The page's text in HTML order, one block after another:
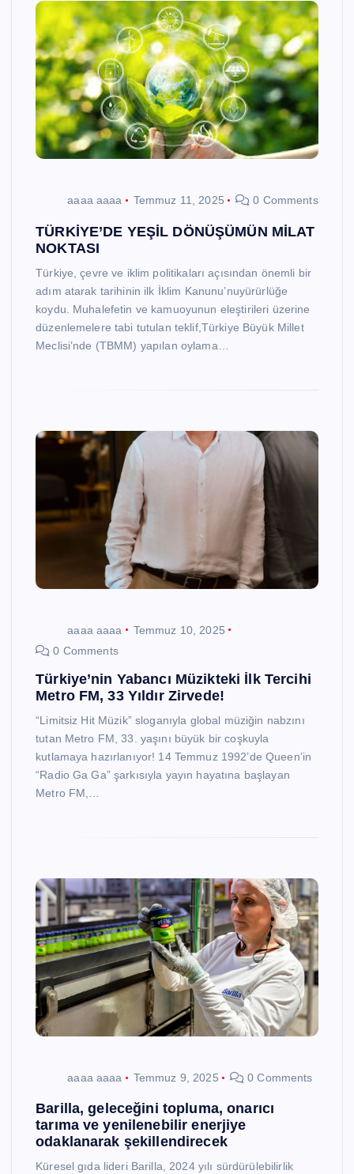
aaaa aaaa Temmuz 11, 2025 0 Comments
TÜRKİYE’DE YEŞİL DÖNÜŞÜMÜN MİLAT
NOKTASI
Türkiye, çevre ve iklim politikaları açısından önemli bir
adım atarak tarihinin ilk İklim Kanunu’nuyürürlüğe
koydu. Muhalefetin ve kamuoyunun eleştirileri üzerine
düzenlemelere tabi tutulan teklif,Türkiye Büyük Millet
Meclisi’nde (TBMM) yapılan oylama…
aaaa aaaa
Temmuz 10, 2025
0 Comments
Türkiye’nin Yabancı Müzikteki İlk Tercihi
Metro FM, 33 Yıldır Zirvede!
“Limitsiz Hit Müzik” sloganıyla global müziğin nabzını
tutan Metro FM, 33. yaşını büyük bir coşkuyla
kutlamaya hazırlanıyor! 14 Temmuz 1992’de Queen’in
“Radio Ga Ga” şarkısıyla yayın hayatına başlayan
Metro FM,…
aaaa aaaa Temmuz 9, 2025 0 Comments
Barilla, geleceğini topluma, onarıcı
tarıma ve yenilenebilir enerjiye
odaklanarak şekillendirecek
Küresel gıda lideri Barilla, 2024 yılı sürdürülebilirlik